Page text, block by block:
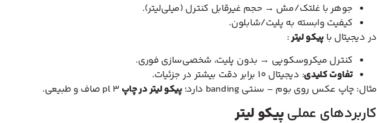
جوهر با غلتک/مش → حجم غیرقابل کنترل (میلی‌لیتر).
کیفیت وابسته به پلیت/شابلون.
در دیجیتال با پیکو لیتر:
کنترل میکروسکوپی → بدون پلیت، شخصی‌سازی فوری.
تفاوت کلیدی: دیجیتال ۱۰ برابر دقت بیشتر در جزئیات.
مثال: چاپ عکس روی بوم – سنتی banding دارد؛
پیکو لیتر در چاپ ۳ pl صاف و طبیعی.
کاربردهای عملیپیکو لیتر